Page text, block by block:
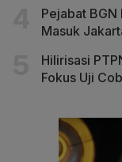
Pejabat BGN
Masuk
Hilirisasi
Fokus Uji